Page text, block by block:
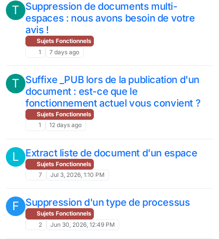
T Suppression de documents multi-
espaces : nous avons besoin de votre
avis !
Sujets Fonctionnels
1
7 days ago
T Suffixe _PUB lors de la publication d'un
document : est-ce que le
fonctionnement actuel vous convient ?
Sujets Fonctionnels
1
12 days ago
L Extract liste de document d'un espace
Sujets Fonctionnels
7
Jul 3, 2026, 1:10 PM
F Suppression d'un type de processus
Sujets Fonctionnels
2
Jun 30, 2026, 12:49 PM